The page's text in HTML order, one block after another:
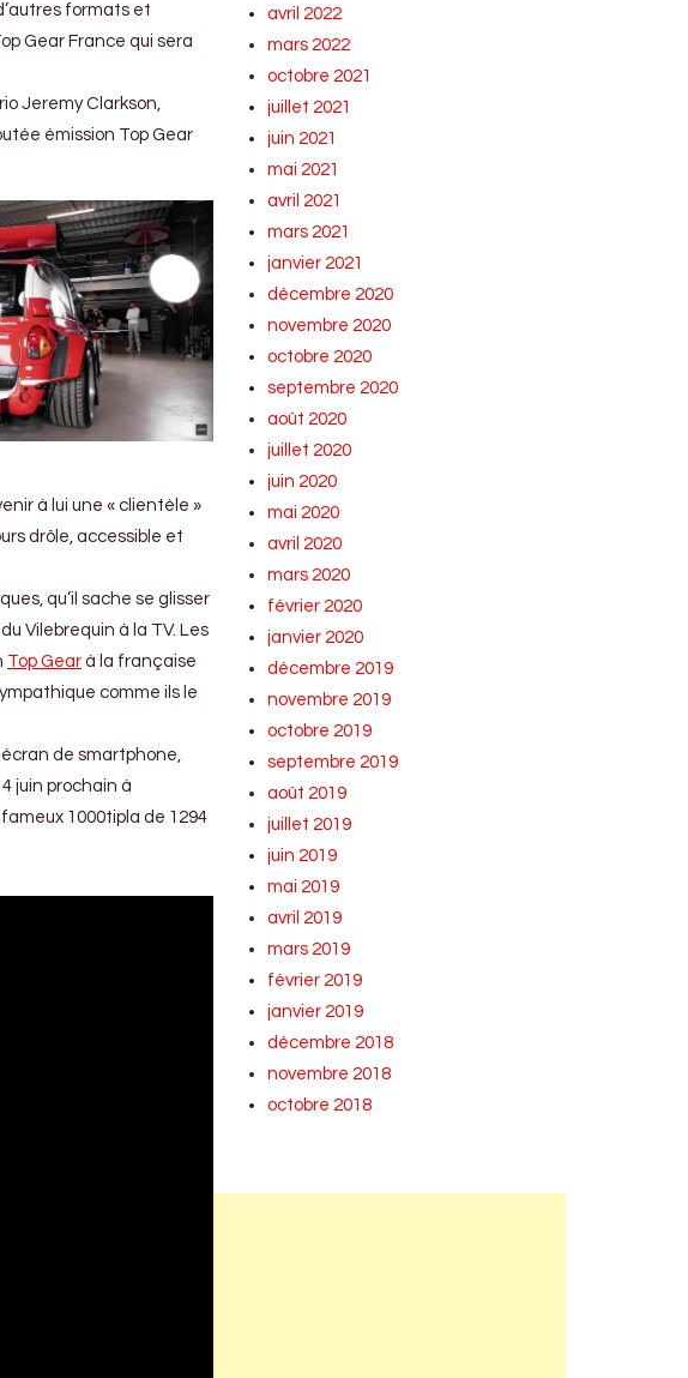
formats et
Gear France qui sera
Jeremy Clarkson,
émission Top Gear
à lui une « clientèle »
drôle, accessible et
qu’il sache se glisser
Vilebrequin à la TV. Les
Top Gear à la française
comme ils le
de smartphone,
juin prochain à
1000tipla de 1294
avril 2022
mars 2022
octobre 2021
juillet 2021
juin 2021
mai 2021
avril 2021
mars 2021
janvier 2021
décembre 2020
novembre 2020
octobre 2020
septembre 2020
août 2020
juillet 2020
juin 2020
mai 2020
avril 2020
mars 2020
février 2020
janvier 2020
décembre 2019
novembre 2019
octobre 2019
septembre 2019
août 2019
juillet 2019
juin 2019
mai 2019
avril 2019
mars 2019
février 2019
janvier 2019
décembre 2018
novembre 2018
octobre 2018